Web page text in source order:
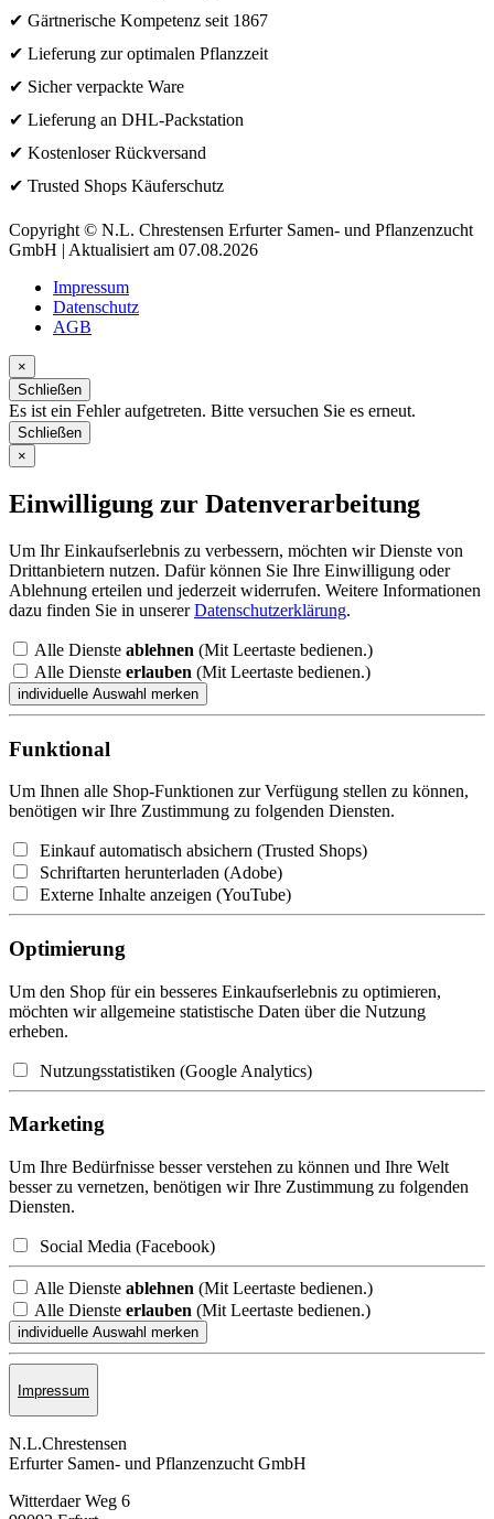
✔ Gärtnerische Kompetenz seit 1867
✔ Lieferung zur optimalen Pflanzzeit
✔ Sicher verpackte Ware
✔ Lieferung an DHL-Packstation
✔ Kostenloser Rückversand
✔ Trusted Shops Käuferschutz
Copyright © N.L. Chrestensen Erfurter Samen- und Pflanzenzucht
GmbH | Aktualisiert am 07.08.2026
Impressum
Datenschutz
AGB
×
Schließen
Es ist ein Fehler aufgetreten. Bitte versuchen Sie es erneut.
Schließen
×
Einwilligung zur Datenverarbeitung
Um Ihr Einkaufserlebnis zu verbessern, möchten wir Dienste von
Drittanbietern nutzen. Dafür können Sie Ihre Einwilligung oder
Ablehnung erteilen und jederzeit widerrufen. Weitere Informationen
dazu finden Sie in unsererDatenschutzerklärung.
Alle Dienste ablehnen (Mit Leertaste bedienen.)
Alle Dienste erlauben (Mit Leertaste bedienen.)
Funktional
Um Ihnen alle Shop-Funktionen zur Verfügung stellen zu können,
benötigen wir Ihre Zustimmung zu folgenden Diensten.
Einkauf automatisch absichern (Trusted Shops)
Schriftarten herunterladen (Adobe)
Externe Inhalte anzeigen (YouTube)
Optimierung
Um den Shop für ein besseres Einkaufserlebnis zu optimieren,
möchten wir allgemeine statistische Daten über die Nutzung
erheben.
Nutzungsstatistiken (Google Analytics)
Marketing
Um Ihre Bedürfnisse besser verstehen zu können und Ihre Welt
besser zu vernetzen, benötigen wir Ihre Zustimmung zu folgenden
Diensten.
Social Media (Facebook)
Alle Dienste ablehnen (Mit Leertaste bedienen.)
Alle Dienste erlauben (Mit Leertaste bedienen.)
Impressum
N.L.Chrestensen
Erfurter Samen- und Pflanzen­zucht GmbH
Witterdaer Weg 6